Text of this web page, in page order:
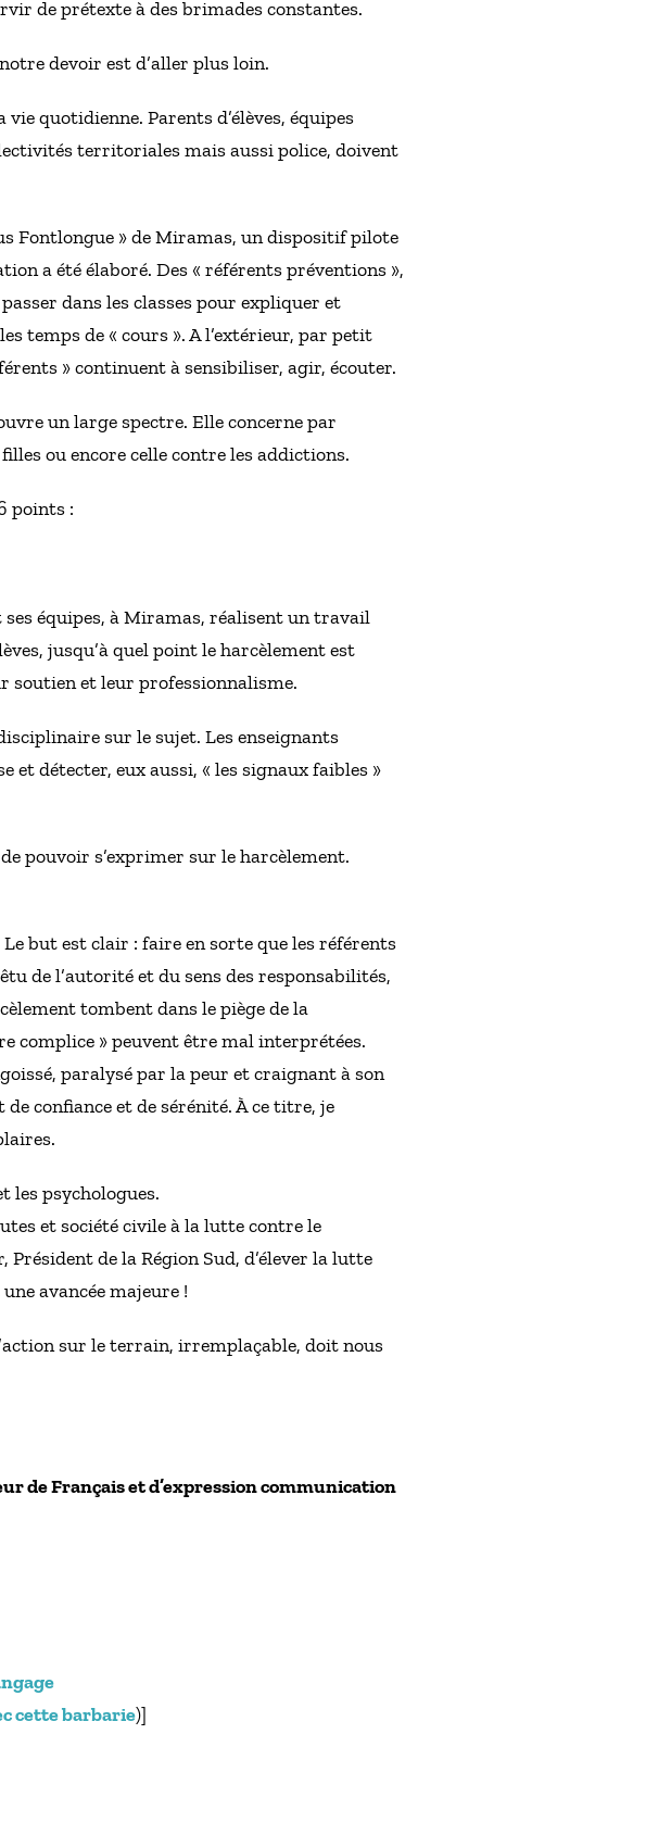
de prétexte à des brimades constantes.
devoir est d’aller plus loin.
quotidienne. Parents d’élèves, équipes
territoriales mais aussi police, doivent
Fontlongue » de Miramas, un dispositif pilote
a été élaboré. Des « référents préventions »,
dans les classes pour expliquer et
temps de « cours ». A l’extérieur, par petit
» continuent à sensibiliser, agir, écouter.
un large spectre. Elle concerne par
ou encore celle contre les addictions.
points :
équipes, à Miramas, réalisent un travail
jusqu’à quel point le harcèlement est
soutien et leur professionnalisme.
sur le sujet. Les enseignants
et détecter, eux aussi, « les signaux faibles »
pouvoir s’exprimer sur le harcèlement.
but est clair : faire en sorte que les référents
de l’autorité et du sens des responsabilités,
tombent dans le piège de la
complice » peuvent être mal interprétées.
paralysé par la peur et craignant à son
confiance et de sérénité. À ce titre, je
les psychologues.
et société civile à la lutte contre le
de la Région Sud, d’élever la lutte
avancée majeure !
sur le terrain, irremplaçable, doit nous
de Français et d’expression communication
cette barbarie)]